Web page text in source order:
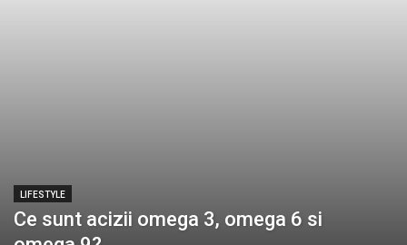
LIFESTYLE
Ce sunt acizii omega 3, omega 6 si